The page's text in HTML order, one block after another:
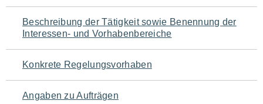
für
den
Seiteninhalt
Beschreibung der Tätigkeit sowie Benennung der
Interessen- und Vorhabenbereiche
Konkrete Regelungsvorhaben
Angaben zu Aufträgen